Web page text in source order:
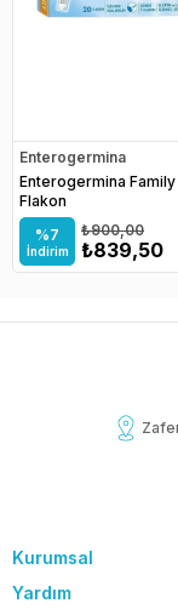
Enterogermina
Enterogermina
Flakon
%7
İndirim ₺839,50
₺900,00
Kurumsal
Yardım